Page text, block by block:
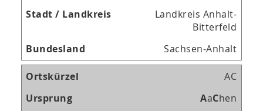
Landkreis Anhalt-
Bitterfeld
Sachsen-Anhalt
AC
AaChen